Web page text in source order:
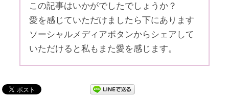
この記事はいかがでしたでしょうか？
愛を感じていただけましたら下にあります
ソーシャルメディアボタンからシェアして
いただけると私もまた愛を感じます。